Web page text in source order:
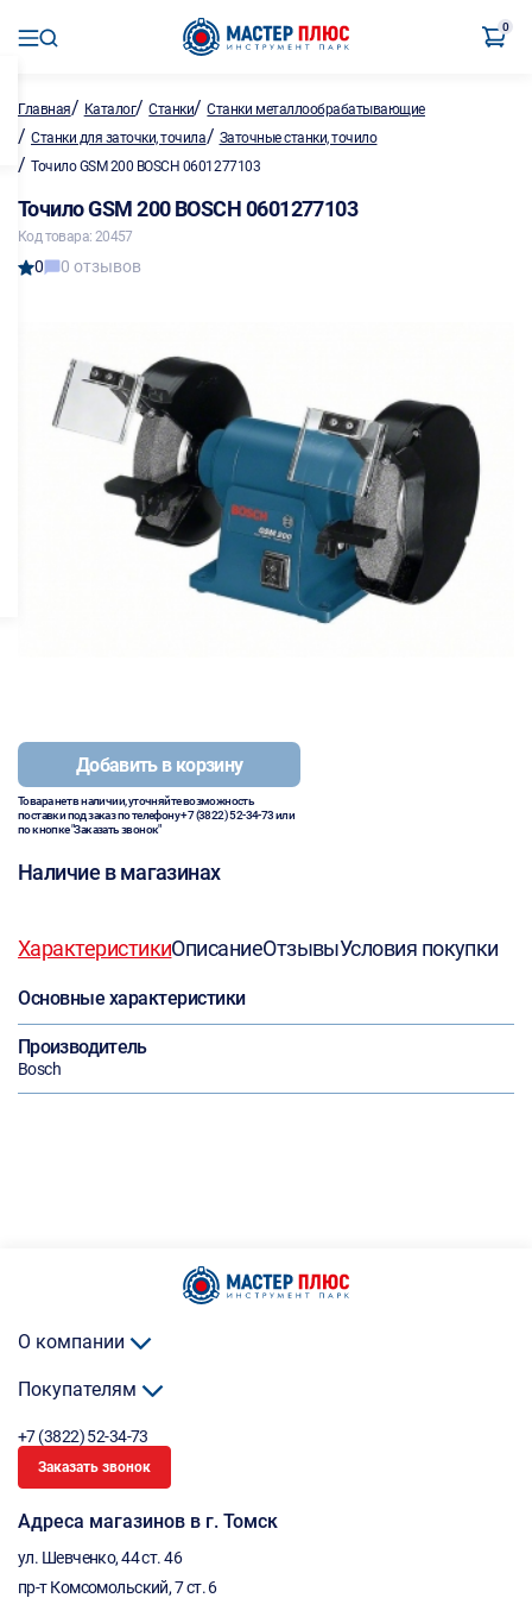
0
Главная/ Каталог/Станки/Станки металлообрабатывающие
/ Станки для заточки, точила/ Заточные станки, точило
/ Точило GSM 200 BOSCH 0601277103
Точило GSM 200 BOSCH 0601277103
Код товара: 20457
0 0 отзывов
Добавить в корзину
Товара нет в наличии, уточняйте возможность
поставки под заказ по телефону+7 (3822) 52-34-73или
по кнопке "Заказать звонок"
Наличие в магазинах
ХарактеристикиОписаниеОтзывыУсловия покупки
Основные характеристики
Производитель
Bosch
О компании
Покупателям
+7 (3822) 52-34-73
Заказать звонок
Адреса магазинов в г. Томск
ул. Шевченко, 44 ст. 46
пр-т Комсомольский, 7 ст. 6